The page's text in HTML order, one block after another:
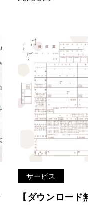
サービス
【ダウンロー